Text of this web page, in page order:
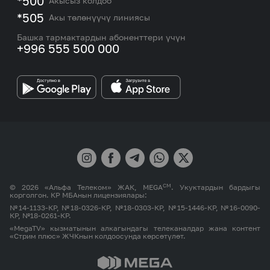
Номерди тандоо
Корпоративдик жана VIP кардарлар менен иштөө
боюнча бөлүмдүн кызматкерлеринин байланыш
маалыматтары.
Тармакты камтуу картасы жана тейлөө борборлору
MEGAда иште
MEGA бренди
*505 Акы төлөнүүчү линиясы
Башка тармактардын абоненттери үчүн
+996 555 500 000
© 2026 «Альфа Телеком» ЖАК, MEGAСМ. Укуктардын бардыгы
корголгон. КР МБАнын лицензиялары:
№14-1133-КР, №18-0326-КР, №18-0303-КР, №15-1446-КР, №16-0090-
КР, №18-0261-КР.
«MegaTV» кызматынын алкагындагы телеканалдар жана контент
«Стрим плюс» ЖЧКнын колдоосунда көрсөтүлөт.